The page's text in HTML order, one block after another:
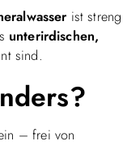
ist streng
unterirdischen,
sind.
– frei von